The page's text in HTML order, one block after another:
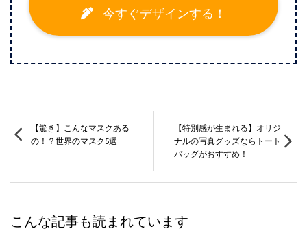
今すぐデザインする！
【驚き】こんなマスクある
の！？世界のマスク5選
【特別感が生まれる】オリジ
ナルの写真グッズならトート
バッグがおすすめ！
こんな記事も読まれています